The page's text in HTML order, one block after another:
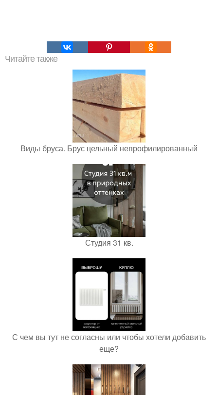
Читайте также
Виды бруса. Брус цельный непрофилированный
Студия 31 кв.
С чем вы тут не согласны или чтобы хотели добавить
еще?